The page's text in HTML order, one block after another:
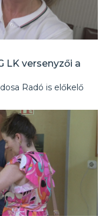
LK versenyzői a
Radó is előkelő